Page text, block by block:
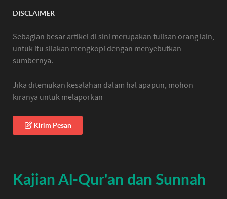
DISCLAIMER
Sebagian besar artikel di sini merupakan tulisan orang lain,
untuk itu silakan mengkopi dengan menyebutkan
sumbernya.
Jika ditemukan kesalahan dalam hal apapun, mohon
kiranya untuk melaporkan
Kirim Pesan
Kajian Al-Qur'an dan Sunnah